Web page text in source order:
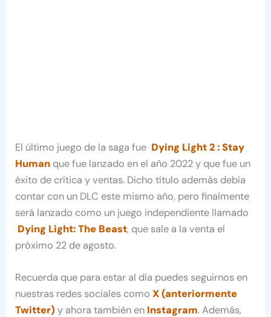
El último juego de la saga fue Dying Light 2 : Stay
Human que fue lanzado en el año 2022 y que fue un
éxito de crítica y ventas. Dicho título además debía
contar con un DLC este mismo año, pero finalmente
será lanzado como un juego independiente llamado
Dying Light: The Beast, que sale a la venta el
próximo 22 de agosto.
Recuerda que para estar al día puedes seguirnos en
nuestras redes sociales comoX (anteriormente
Twitter) y ahora también en Instagram. Además,